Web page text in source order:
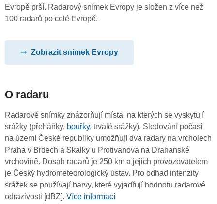
Evropě prší. Radarový snímek Evropy je složen z více než
100 radarů po celé Evropě.
Zobrazit snímek Evropy
O radaru
Radarové snímky znázorňují místa, na kterých se vyskytují
srážky (přeháňky, bouřky, trvalé srážky). Sledování počasí
na území České republiky umožňují dva radary na vrcholech
Praha v Brdech a Skalky u Protivanova na Drahanské
vrchovině. Dosah radarů je 250 km a jejich provozovatelem
je Český hydrometeorologický ústav. Pro odhad intenzity
srážek se používají barvy, které vyjadřují hodnotu radarové
odrazivosti [dBZ]. Více informací